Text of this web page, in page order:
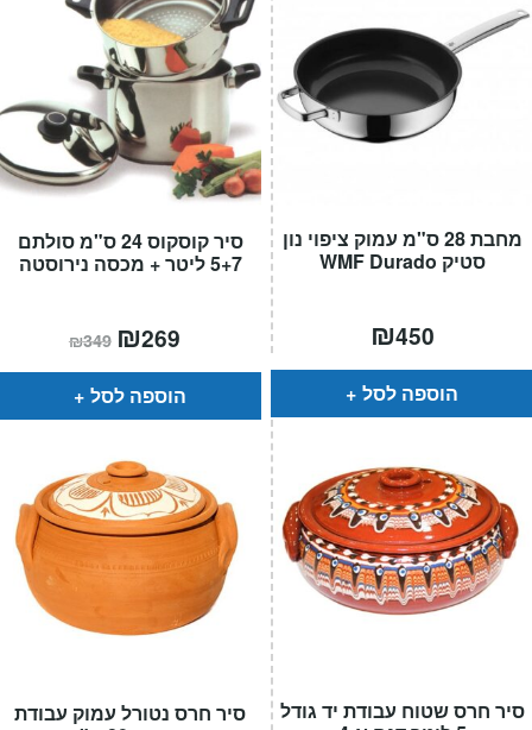
סיר קוסקוס 24 ס"מ סולתם
5+7 ליטר + מכסה נירוסטה
₪349 המחיר
המקורי
היה:
₪349.
₪269
הוא:
הוספה לסל
מחבת 28 ס"מ עמוק ציפוי נון
סטיק WMF Durado
₪450
הוספה לסל
סיר חרס נטורל עמוק עבודת
סיר חרס שטוח עבודת יד גודל